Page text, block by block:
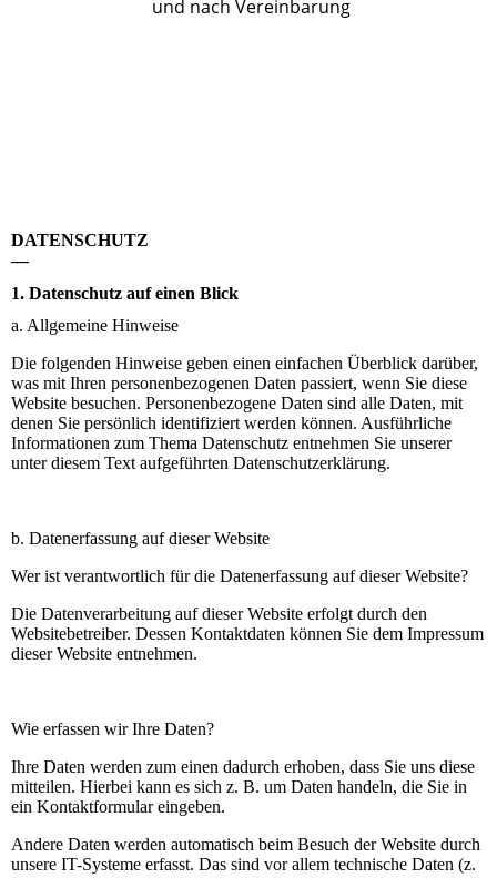
und nach Vereinbarung
DATENSCHUTZ
—
1. Datenschutz auf einen Blick
a. Allgemeine Hinweise
Die folgenden Hinweise geben einen einfachen Überblick darüber,
was mit Ihren personenbezogenen Daten passiert, wenn Sie diese
Website besuchen. Personenbezogene Daten sind alle Daten, mit
denen Sie persönlich identifiziert werden können. Ausführliche
Informationen zum Thema Datenschutz entnehmen Sie unserer
unter diesem Text aufgeführten Datenschutzerklärung.
b. Datenerfassung auf dieser Website
Wer ist verantwortlich für die Datenerfassung auf dieser Website?
Die Datenverarbeitung auf dieser Website erfolgt durch den
Websitebetreiber. Dessen Kontaktdaten können Sie dem Impressum
dieser Website entnehmen.
Wie erfassen wir Ihre Daten?
Ihre Daten werden zum einen dadurch erhoben, dass Sie uns diese
mitteilen. Hierbei kann es sich z. B. um Daten handeln, die Sie in
ein Kontaktformular eingeben.
Andere Daten werden automatisch beim Besuch der Website durch
unsere IT-Systeme erfasst. Das sind vor allem technische Daten (z.